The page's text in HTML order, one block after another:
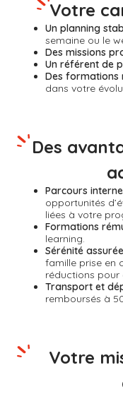
Un planning
semaine ou le
Des missions
Un référent de
Des formations
dans votre
Votre
Parcours
opportunités
liées à votre
Formations
learning.
Sérénité
famille prise en
réductions pour
Transport et
remboursés à
Des
Votre